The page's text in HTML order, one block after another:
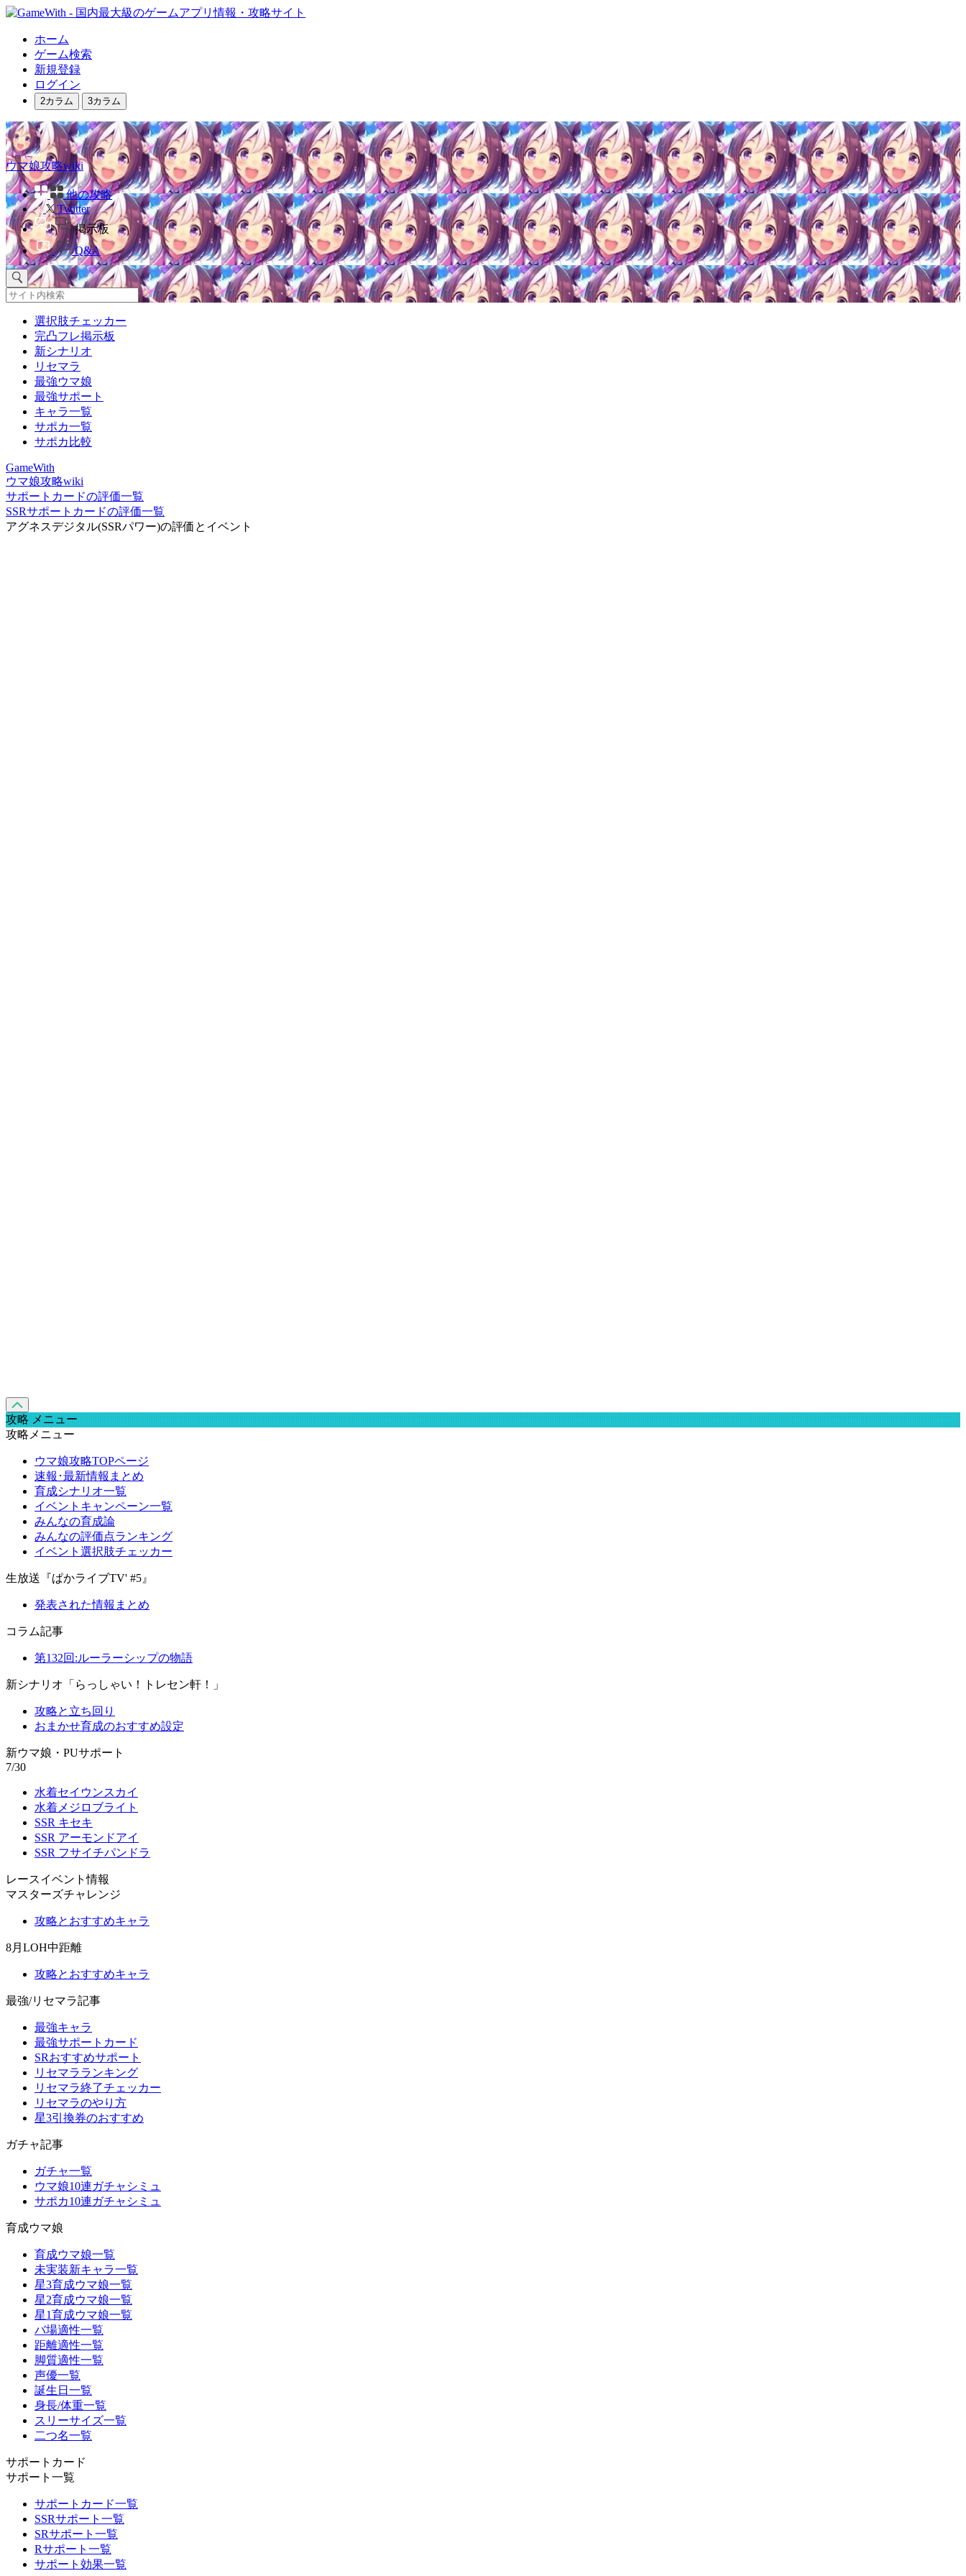
ホーム
ゲーム検索
新規登録
ログイン
2カラム 3カラム
ウマ娘攻略wiki
他の攻略
Twitter
掲示板
Q&A
選択肢チェッカー
完凸フレ掲示板
新シナリオ
リセマラ
最強ウマ娘
最強サポート
キャラ一覧
サポカ一覧
サポカ比較
GameWith
ウマ娘攻略wiki
サポートカードの評価一覧
SSRサポートカードの評価一覧
アグネスデジタル(SSRパワー)の評価とイベント
攻略 メニュー
攻略メニュー
ウマ娘攻略TOPページ
速報･最新情報まとめ
育成シナリオ一覧
イベントキャンペーン一覧
みんなの育成論
みんなの評価点ランキング
イベント選択肢チェッカー
生放送『ぱかライブTV' #5』
発表された情報まとめ
コラム記事
第132回:ルーラーシップの物語
新シナリオ「らっしゃい！トレセン軒！」
攻略と立ち回り
おまかせ育成のおすすめ設定
新ウマ娘・PUサポート
7/30
水着セイウンスカイ
水着メジロブライト
SSR キセキ
SSR アーモンドアイ
SSR フサイチパンドラ
レースイベント情報
マスターズチャレンジ
攻略とおすすめキャラ
8月LOH中距離
攻略とおすすめキャラ
最強/リセマラ記事
最強キャラ
最強サポートカード
SRおすすめサポート
リセマラランキング
リセマラ終了チェッカー
リセマラのやり方
星3引換券のおすすめ
ガチャ記事
ガチャ一覧
ウマ娘10連ガチャシミュ
サポカ10連ガチャシミュ
育成ウマ娘
育成ウマ娘一覧
未実装新キャラ一覧
星3育成ウマ娘一覧
星2育成ウマ娘一覧
星1育成ウマ娘一覧
バ場適性一覧
距離適性一覧
脚質適性一覧
声優一覧
誕生日一覧
身長/体重一覧
スリーサイズ一覧
二つ名一覧
サポートカード
サポート一覧
サポートカード一覧
SSRサポート一覧
SRサポート一覧
Rサポート一覧
サポート効果一覧